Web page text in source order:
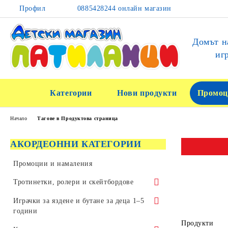
Профил 0885428244 онлайн магазин
Домът
Категории Нови продукти
АКОРДЕОННИ КАТЕГОРИИ
Промоции и намаления
Тротинетки, ролери и скейтбордове
Тротинетки за трикове и скачане
Играчки за яздене и бутане за деца 1–5
години
Начало Тагове в Продуктова страница
Продукти